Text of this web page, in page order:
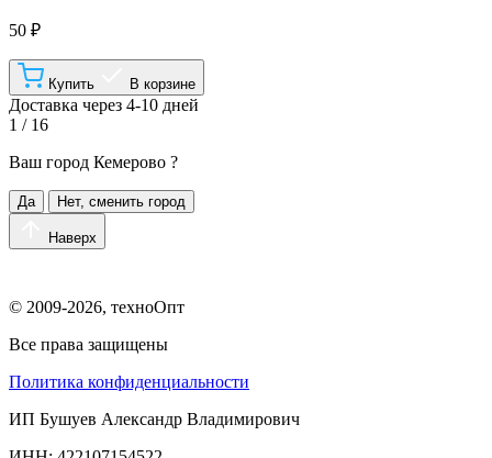
50 ₽
Купить В корзине
Доставка через 4-10 дней
1 / 16
Ваш город Кемерово ?
Да Нет, сменить город
Наверх
© 2009-2026, техноОпт
Все права защищены
Политика конфиденциальности
ИП Бушуев Александр Владимирович